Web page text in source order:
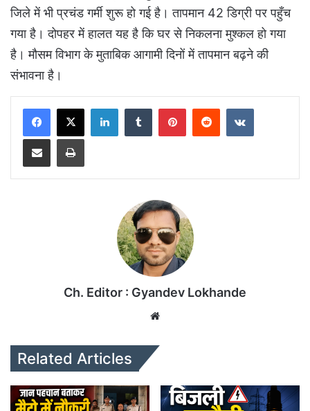
जिले में भी प्रचंड गर्मी शुरू हो गई है। तापमान 42 डिग्री पर पहुँच
गया है। दोपहर में हालत यह है कि घर से निकलना मुश्कल हो गया
है। मौसम विभाग के मुताबिक आगामी दिनों में तापमान बढ़ने की
संभावना है।
Ch. Editor : Gyandev Lokhande
Related Articles